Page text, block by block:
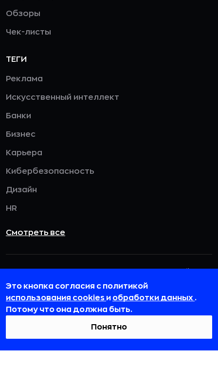
Обзоры
Чек-листы
ТЕГИ
Реклама
Искусственный интеллект
Банки
Бизнес
Карьера
Кибербезопасность
Дизайн
HR
Смотреть все
округ Даниловский, пр-кт Андропова, д. 18, к. 3
team@rb.ru
Это кнопка согласия с политикой
использования cookies и обработки данных .
Потому что она должна быть.
Понятно